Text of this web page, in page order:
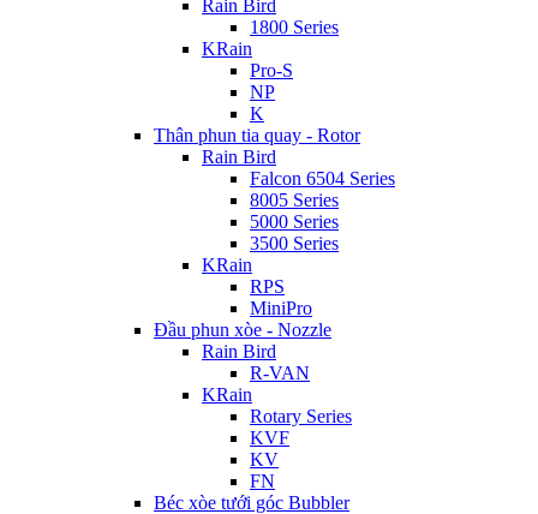
Rain Bird
1800 Series
KRain
Pro-S
NP
K
Thân phun tia quay - Rotor
Rain Bird
Falcon 6504 Series
8005 Series
5000 Series
3500 Series
KRain
RPS
MiniPro
Đầu phun xòe - Nozzle
Rain Bird
R-VAN
KRain
Rotary Series
KVF
KV
FN
Béc xòe tưới góc Bubbler